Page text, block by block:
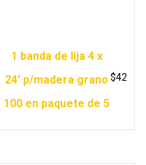
1 banda de lija 4 x
24′ p/madera grano
100 en paquete de 5
$42